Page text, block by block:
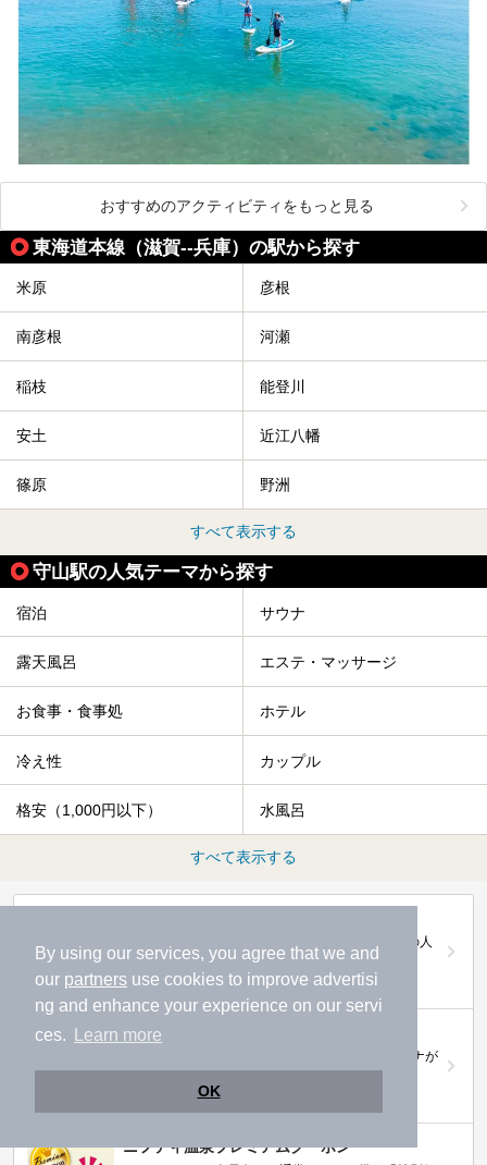
By using our services, you agree that we and
our partners use cookies to improve advertisi
ng and enhance your experience on our servi
ces.
Learn more
OK
おすすめのアクティビティをもっと見る
東海道本線（滋賀--兵庫）の駅から探す
米原 彦根
南彦根 河瀬
稲枝 能登川
安土 近江八幡
篠原 野洲
すべて表示する
守山駅の人気テーマから探す
宿泊 サウナ
露天風呂 エステ・マッサージ
お食事・食事処 ホテル
冷え性 カップル
格安（1,000円以下） 水風呂
すべて表示する
全国約2.2万件の中から頂点に選ばれた、2025年の人
気施設は…
ニフティ温泉 サウナランキング2026
おふろ好きユーザーの投票により、全国No.1サウナが
決定！
ニフティ温泉プレミアムクーポン